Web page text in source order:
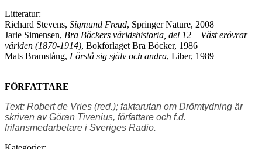
Litteratur:
Richard Stevens, Sigmund Freud, Springer Nature, 2008
Jarle Simensen, Bra Böckers världshistoria, del 12 – Väst erövrar
världen (1870-1914), Bokförlaget Bra Böcker, 1986
Mats Bramstång, Förstå sig själv och andra, Liber, 1989
FÖRFATTARE
Text: Robert de Vries (red.); faktarutan om Drömtydning är
skriven av Göran Tivenius, författare och f.d.
frilansmedarbetare i Sveriges Radio.